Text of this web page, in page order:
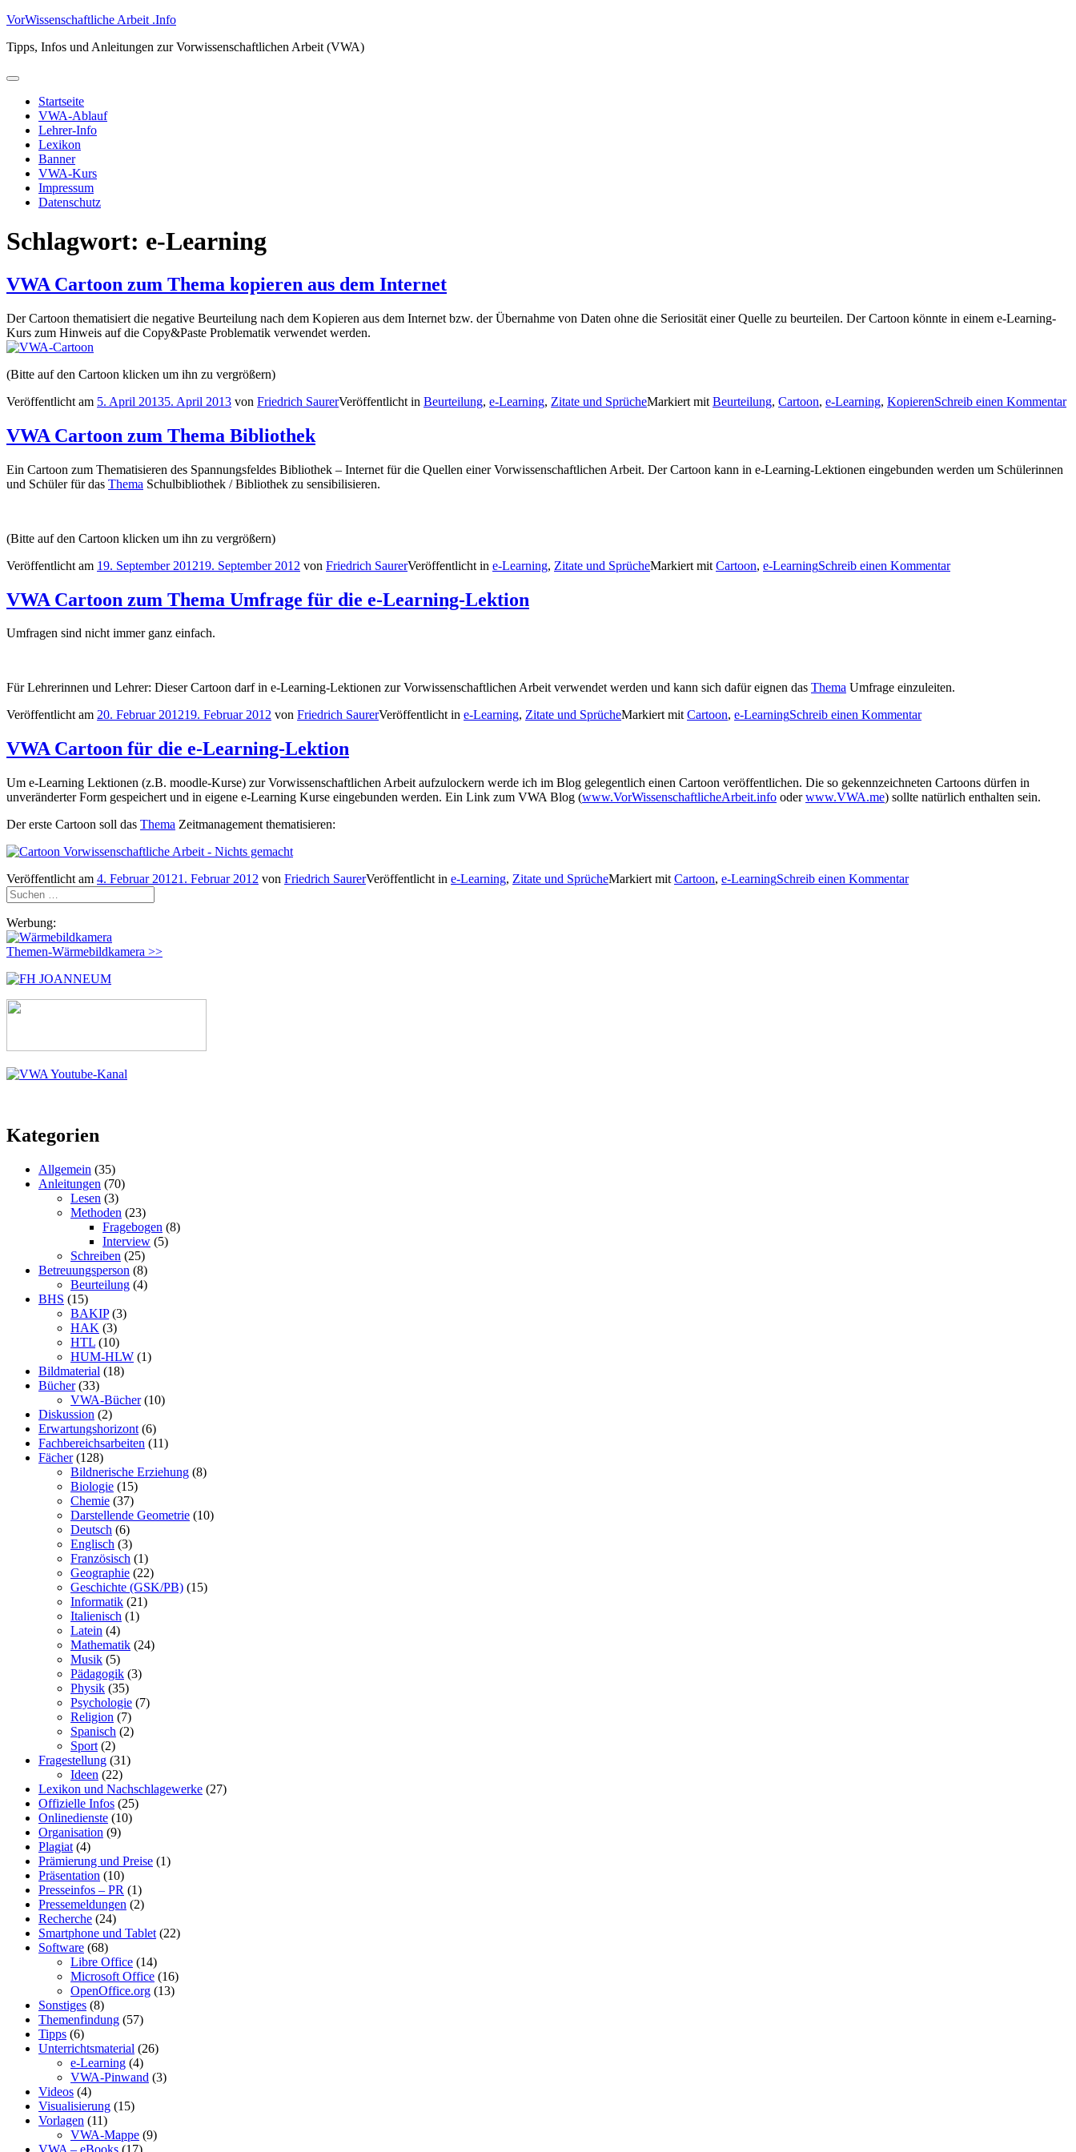
Zum
springen
VorWissenschaftliche Arbeit .Info
Tipps, Infos und Anleitungen zur Vorwissenschaftlichen Arbeit (VWA)
Primäres
Startseite
VWA-Ablauf
Lehrer-Info
Lexikon
Banner
VWA-Kurs
Impressum
Datenschutz
Schlagwort: e-Learning
VWA Cartoon zum Thema kopieren aus dem Internet
Der Cartoon thematisiert die negative Beurteilung nach dem Kopieren aus dem Internet bzw. der Übernahme von Daten ohne die Seriosität einer Quelle zu beurteilen. Der Cartoon könnte in einem e-Learning-
Kurs zum Hinweis auf die Copy&Paste Problematik verwendet werden.
(Bitte auf den Cartoon klicken um ihn zu vergrößern)
Veröffentlicht am 5. April 20135. April 2013 von Friedrich SaurerVeröffentlicht in Beurteilung, e-Learning, Zitate und SprücheMarkiert mit Beurteilung, Cartoon, e-Learning, KopierenSchreib einen Kommentar
VWA Cartoon zum Thema Bibliothek
Ein Cartoon zum Thematisieren des Spannungsfeldes Bibliothek – Internet für die Quellen einer Vorwissenschaftlichen Arbeit. Der Cartoon kann in e-Learning-Lektionen eingebunden werden um Schülerinnen
und Schüler für das Thema Schulbibliothek / Bibliothek zu sensibilisieren.
(Bitte auf den Cartoon klicken um ihn zu vergrößern)
Veröffentlicht am 19. September 201219. September 2012 von Friedrich SaurerVeröffentlicht in e-Learning, Zitate und SprücheMarkiert mit Cartoon, e-LearningSchreib einen Kommentar
VWA Cartoon zum Thema Umfrage für die e-Learning-Lektion
Umfragen sind nicht immer ganz einfach.
Für Lehrerinnen und Lehrer: Dieser Cartoon darf in e-Learning-Lektionen zur Vorwissenschaftlichen Arbeit verwendet werden und kann sich dafür eignen das Thema Umfrage einzuleiten.
Veröffentlicht am 20. Februar 201219. Februar 2012 von Friedrich SaurerVeröffentlicht in e-Learning, Zitate und SprücheMarkiert mitCartoon, e-LearningSchreib einen Kommentar
VWA Cartoon für die e-Learning-Lektion
Um e-Learning Lektionen (z.B. moodle-Kurse) zur Vorwissenschaftlichen Arbeit aufzulockern werde ich im Blog gelegentlich einen Cartoon veröffentlichen. Die so gekennzeichneten Cartoons dürfen in
unveränderter Form gespeichert und in eigene e-Learning Kurse eingebunden werden. Ein Link zum VWA Blog (www.VorWissenschaftlicheArbeit.info oderwww.VWA.me) sollte natürlich enthalten sein.
Der erste Cartoon soll das Thema Zeitmanagement thematisieren:
Veröffentlicht am 4. Februar 20121. Februar 2012 von Friedrich SaurerVeröffentlicht in e-Learning, Zitate und SprücheMarkiert mit Cartoon, e-LearningSchreib einen Kommentar
Suchen
nach:
Werbung:
Themen-Wärmebildkamera >>
Kategorien
Allgemein (35)
Anleitungen (70)
Lesen (3)
Methoden (23)
Fragebogen (8)
Interview (5)
Schreiben (25)
Betreuungsperson (8)
Beurteilung (4)
BHS (15)
BAKIP(3)
HAK (3)
HTL (10)
HUM-HLW (1)
Bildmaterial (18)
Bücher(33)
VWA-Bücher(10)
Diskussion (2)
Erwartungshorizont (6)
Fachbereichsarbeiten (11)
Fächer(128)
Bildnerische Erziehung (8)
Biologie (15)
Chemie (37)
Darstellende Geometrie (10)
Deutsch (6)
Englisch (3)
Französisch (1)
Geographie (22)
Geschichte (GSK/PB) (15)
Informatik (21)
Italienisch (1)
Latein (4)
Mathematik (24)
Musik (5)
Pädagogik (3)
Physik (35)
Psychologie (7)
Religion (7)
Spanisch (2)
Sport (2)
Fragestellung (31)
Ideen (22)
Lexikon und Nachschlagewerke (27)
Offizielle Infos (25)
Onlinedienste (10)
Organisation (9)
Plagiat (4)
Prämierung und Preise (1)
Präsentation (10)
Presseinfos – PR (1)
Pressemeldungen (2)
Recherche (24)
Smartphone und Tablet (22)
Software (68)
Libre Office (14)
Microsoft Office (16)
OpenOffice.org (13)
Sonstiges (8)
Themenfindung (57)
Tipps (6)
Unterrichtsmaterial (26)
e-Learning (4)
VWA-Pinwand (3)
Videos (4)
Visualisierung (15)
Vorlagen (11)
VWA-Mappe (9)
VWA – eBooks (17)